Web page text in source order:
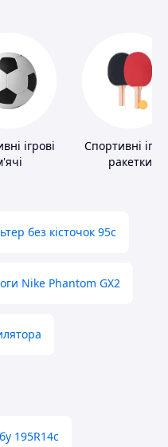
ігрові
Спортивні
ракетки
без кісточок 95с
Nike Phantom GX2
195R14c